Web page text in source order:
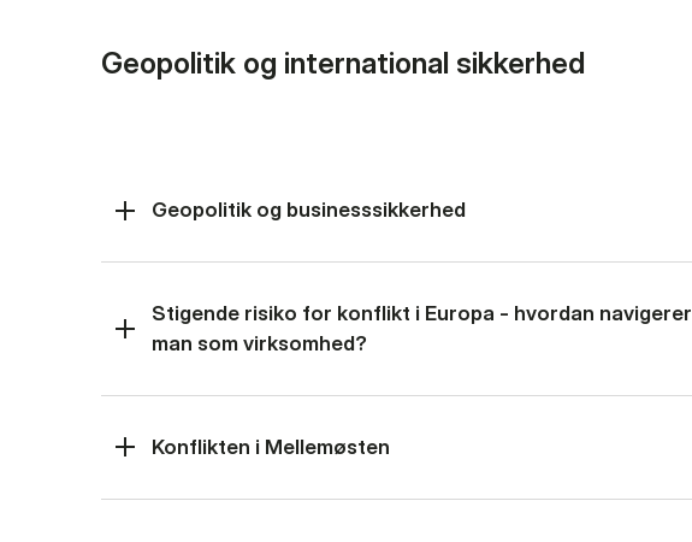
Geopolitik og international sikkerhed
Geopolitik og businesssikkerhed
Stigende risiko for konflikt i Europa - hvordan navigerer
man som virksomhed?
Konflikten i Mellemøsten